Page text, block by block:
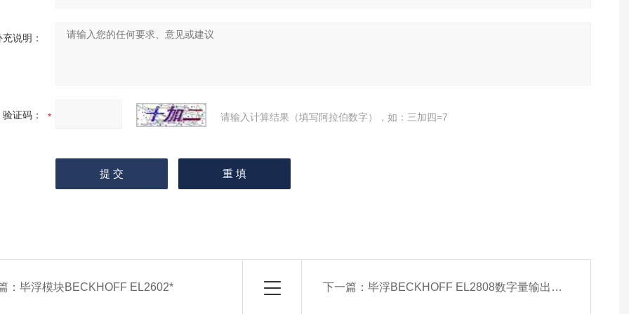
充说明：
验证码： 请输入计算结果（填写阿拉伯数字），如：三加四=7
：毕浮模块BECKHOFF EL2602* 下一篇： 毕浮BECKHOFF EL2808数字量输出模块